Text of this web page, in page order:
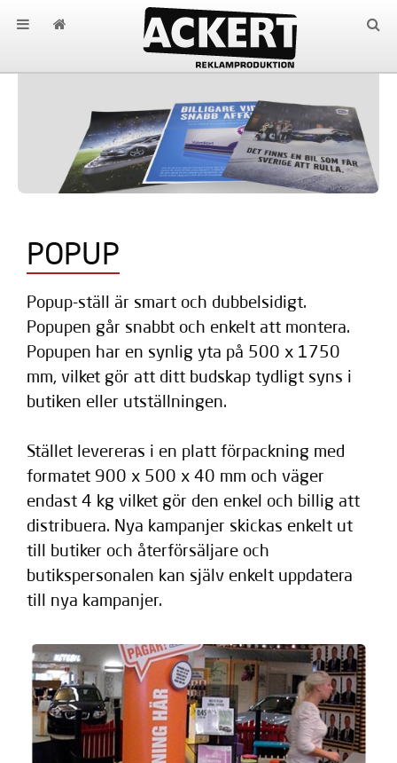
POPUP
Popup-ställ är smart och dubbelsidigt.
Popupen går snabbt och enkelt att montera.
Popupen har en synlig yta på 500 x 1750
mm, vilket gör att ditt budskap tydligt syns i
butiken eller utställningen.
Stället levereras i en platt förpackning med
formatet 900 x 500 x 40 mm och väger
endast 4 kg vilket gör den enkel och billig att
distribuera. Nya kampanjer skickas enkelt ut
till butiker och återförsäljare och
butikspersonalen kan själv enkelt uppdatera
till nya kampanjer.